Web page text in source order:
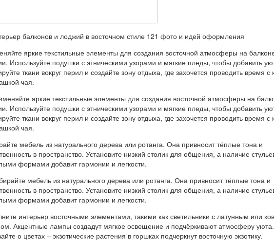
яркие текстильные элементы для создания восточной атмосферы на
Используйте подушки с этническими узорами и мягкие пледы, чтобы добавить
ткани вокруг перил и создайте зону отдыха, где захочется проводить время с
чая.
мебель из натурального дерева или ротанга. Она привносит тёплые тона и
в пространство. Установите низкий столик для общения, а наличие
формами добавит гармонии и легкости.
интерьер восточными элементами, такими как светильники с латунным или
Акцентные лампы создадут мягкое освещение и подчёркивают атмосферу
о цветах – экзотические растения в горшках подчеркнут восточную экзотику.